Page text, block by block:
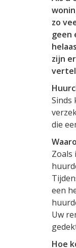
zo
geen
zijn
Sinds
die
Zoals
een
Uw
Hoe